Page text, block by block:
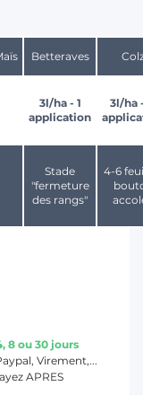
Betteraves
3l/ha - 1
application
3l/ha
Stade
"fermeture
des rangs"
4-6
8 ou 30 jours
Virement,...
APRES